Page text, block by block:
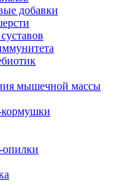
добавки
мышечной массы
кормушки
опилки